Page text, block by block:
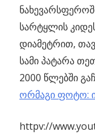
სარტყლის
დიამეტრით,
სამი პატარა
2000 წლებში
ორმაგი ფოტო:
httpv://